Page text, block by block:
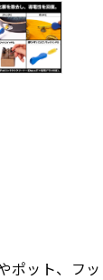
ット、フ